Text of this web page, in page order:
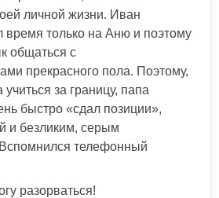
личной жизни. Иван
время только на Аню и поэтому
общаться с
прекрасного пола. Поэтому,
учиться за границу, папа
быстро «сдал позиции»,
и безликим, серым
телефонный
разорваться!